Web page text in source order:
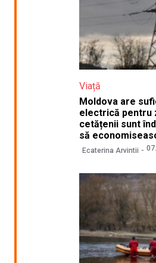
Viață
Moldova are
electrică pentru
cetățenii sunt
să
Ecaterina Arvintii